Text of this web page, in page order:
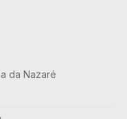
da Nazaré